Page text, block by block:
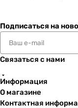
Подписаться на
Связаться с нами
Информация
О магазине
Контактная